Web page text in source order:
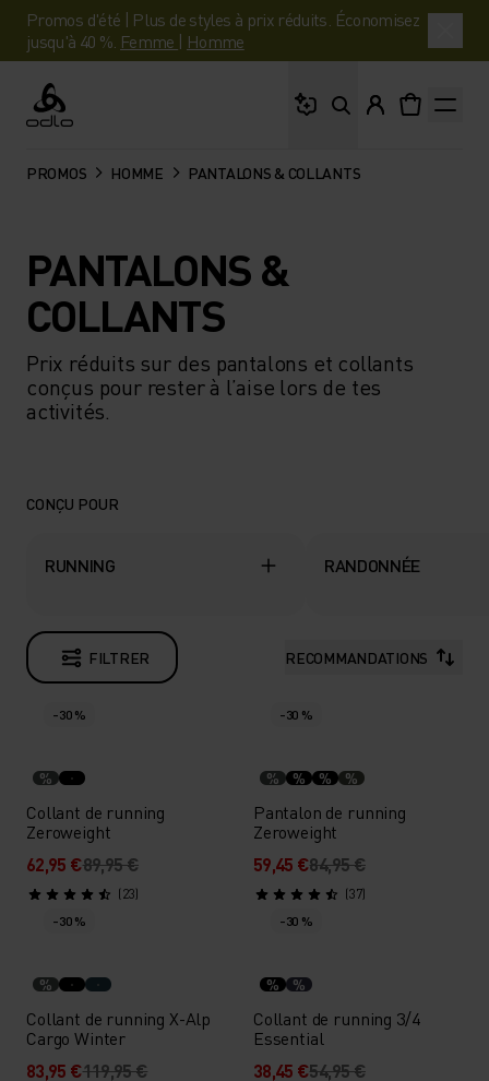
Promos d'été | Plus de styles à prix réduits. Économisez
jusqu'à 40 %. Femme | Homme
Odlo
PROMOS HOMME PANTALONS & COLLANTS
PANTALONS &
COLLANTS
Prix réduits sur des pantalons et collants
conçus pour rester à l’aise lors de tes
activités.
CONÇU POUR
RUNNING RANDONNÉE
FILTRER RECOMMANDATIONS
-30 %
%
Collant de running
Zeroweight
62,95 €89,95 €
(23)
-30 %
% % % %
Pantalon de running
Zeroweight
59,45 €84,95 €
(37)
-30 %
%
Collant de running X-Alp
Cargo Winter
83,95 €119,95 €
-30 %
% %
Collant de running 3/4
Essential
38,45 €54,95 €